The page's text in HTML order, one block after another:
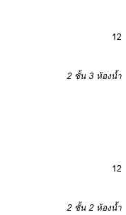
12
2 ชั้น 3 ห้องน้ำ
12
2 ชั้น 2 ห้องน้ำ